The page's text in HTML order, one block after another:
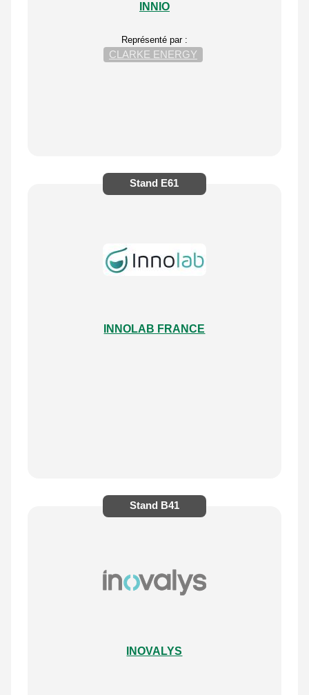
INNIO
Représenté par :
CLARKE ENERGY
Stand E61
INNOLAB FRANCE
Stand B41
INOVALYS